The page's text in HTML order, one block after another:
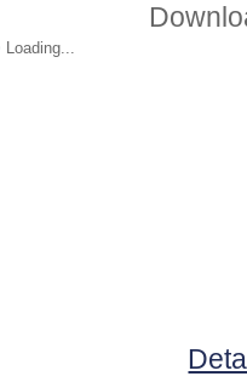
Loading...